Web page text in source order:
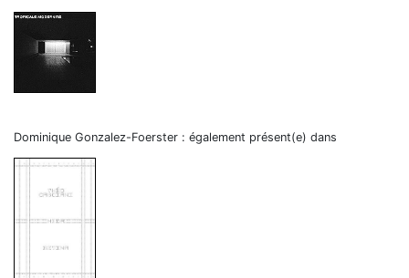
Dominique Gonzalez-Foerster : également présent(e) dans